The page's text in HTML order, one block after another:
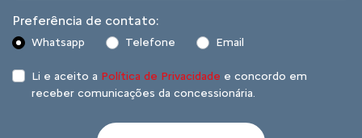
Preferência de contato:
Whatsapp Telefone Email
Li e aceito a Política de Privacidade e concordo em
receber comunicações da concessionária.